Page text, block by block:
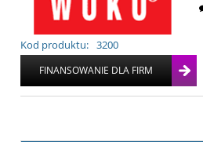
Kod produktu: 3200